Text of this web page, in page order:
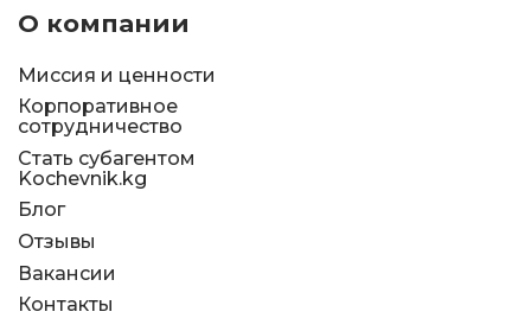
О компании
Миссия и ценности
Корпоративное
сотрудничество
Стать субагентом
Kochevnik.kg
Блог
Отзывы
Вакансии
Контакты